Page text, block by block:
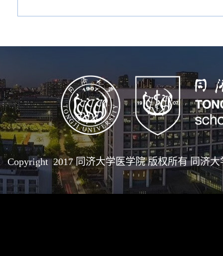
Copyright 2017 同济大学医学院 版权所有 同济